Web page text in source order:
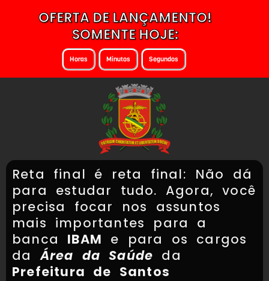
OFERTA DE LANÇAMENTO!
SOMENTE HOJE:
Horas Minutos Segundos
Reta final é reta final: Não dá
para estudar tudo. Agora, você
precisa focar nos assuntos
mais importantes para a
banca IBAM e para os cargos
daÁrea da Saúde da
Prefeitura de Santos